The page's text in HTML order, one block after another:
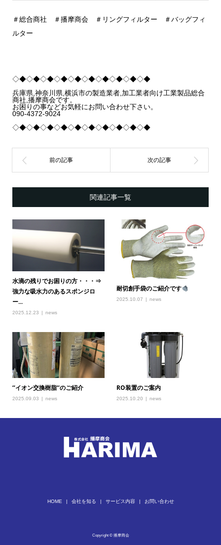
＃総合商社 ＃播摩商会 ＃リングフィルター ＃バッグフィ
ルター
◇◆◇◆◇◆◇◆◇◆◇◆◇◆◇◆◇◆◇◆
兵庫県,神奈川県,横浜市の製造業者,加工業者向け工業製品総合
商社,播摩商会です。
お困りの事などお気軽にお問い合わせ下さい。
090-4372-9024
◇◆◇◆◇◆◇◆◇◆◇◆◇◆◇◆◇◆◇◆
関連記事一覧
水滴の残りでお困りの方・・・⇒
強力な吸水力のあるスポンジロ
ー...
2025.12.23 news
耐切創手袋のご紹介です
2025.10.07 news
‘‘イオン交換樹脂‘‘のご紹介
2025.09.03 news
RO装置のご案内
2025.10.20 news
HOME 会社を知る サービス内容 お問い合わせ
Copyright © 播摩商会